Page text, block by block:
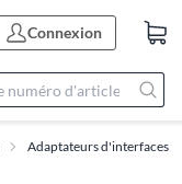
Connexion
Adaptateurs d'interfaces